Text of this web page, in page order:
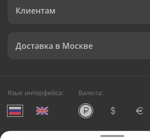
Клиентам
Доставка в Москве
Язык интерфейса: Валюта: